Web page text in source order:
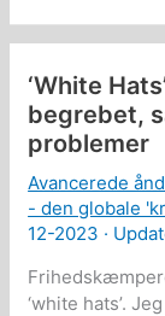
til
at
alle
til
slaver
vha.
kollaps
i
nær
fremtid
(også
kaldet
“The
Great
Reset”)
‘White
begrebet,
problemer
Avancerede
- den globale
12-2023 ·
‘white hats’.